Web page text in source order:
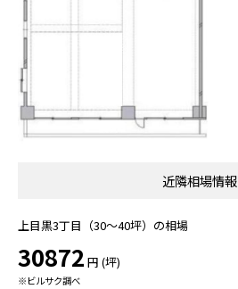
近隣相場情報
上目黒3丁目（30～40坪）の相場
30872 円 (坪)
※ビルサク調べ